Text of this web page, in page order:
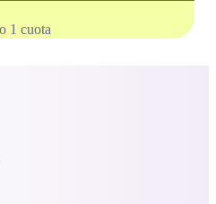
1 cuota